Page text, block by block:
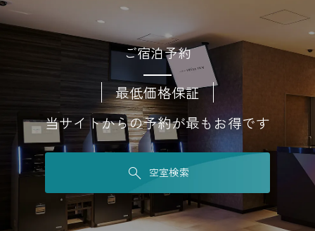
ご宿泊予約
最低価格保証
当サイトからの予約が最もお得です
空室検索